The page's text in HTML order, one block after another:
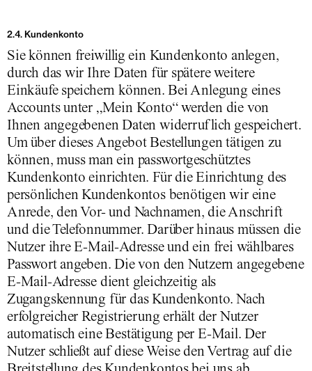
2.4. Kundenkonto
Sie können freiwillig ein Kundenkonto anlegen,
durch das wir Ihre Daten für spätere weitere
Einkäufe speichern können. Bei Anlegung eines
Accounts unter „Mein Konto“ werden die von
Ihnen angegebenen Daten widerruflich gespeichert.
Um über dieses Angebot Bestellungen tätigen zu
können, muss man ein passwortgeschütztes
Kundenkonto einrichten. Für die Einrichtung des
persönlichen Kundenkontos benötigen wir eine
Anrede, den Vor- und Nachnamen, die Anschrift
und die Telefonnummer. Darüber hinaus müssen die
Nutzer ihre E-Mail-Adresse und ein frei wählbares
Passwort angeben. Die von den Nutzern angegebene
E-Mail-Adresse dient gleichzeitig als
Zugangskennung für das Kundenkonto. Nach
erfolgreicher Registrierung erhält der Nutzer
automatisch eine Bestätigung per E-Mail. Der
Nutzer schließt auf diese Weise den Vertrag auf die